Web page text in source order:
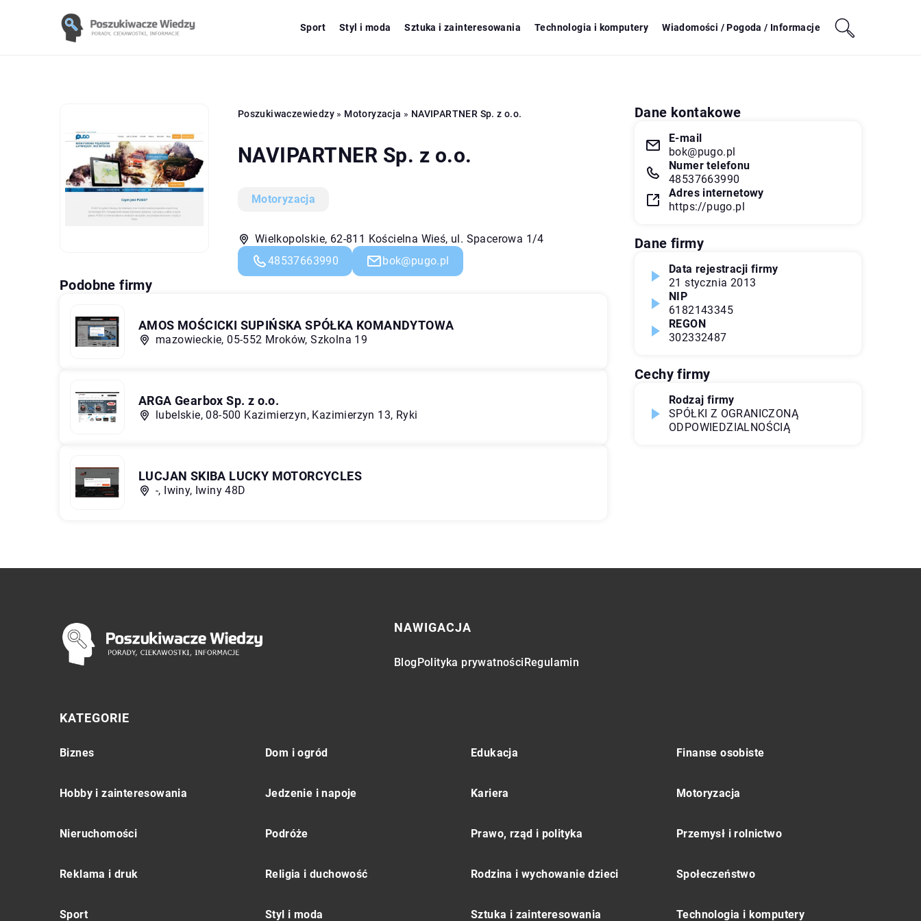
Sport Styl i moda Sztuka i zainteresowania Technologia i komputery Wiadomości / Pogoda / Informacje
Poszukiwaczewiedzy» Motoryzacja » NAVIPARTNER Sp. z o.o.
NAVIPARTNER Sp. z o.o.
Motoryzacja
Wielkopolskie, 62-811 Kościelna Wieś, ul. Spacerowa 1/4
48537663990
bok@pugo.pl
Podobne firmy
AMOS MOŚCICKI SUPIŃSKA SPÓŁKA KOMANDYTOWA
mazowieckie, 05-552 Mroków, Szkolna 19
ARGA Gearbox Sp. z o.o.
lubelskie, 08-500 Kazimierzyn, Kazimierzyn 13, Ryki
LUCJAN SKIBA LUCKY MOTORCYCLES
-, Iwiny, Iwiny 48D
Dane kontakowe
E-mail
bok@pugo.pl
Numer telefonu
48537663990
Adres internetowy
https://pugo.pl
Dane firmy
Data rejestracji firmy
21 stycznia 2013
NIP
6182143345
REGON
302332487
Cechy firmy
Rodzaj firmy
SPÓŁKI Z OGRANICZONĄ
ODPOWIEDZIALNOŚCIĄ
NAWIGACJA
BlogPolityka prywatnościRegulamin
KATEGORIE
Biznes Dom i ogród Edukacja Finanse osobiste
Hobby i zainteresowania Jedzenie i napoje Kariera Motoryzacja
Nieruchomości Podróże Prawo, rząd i polityka Przemysł i rolnictwo
Reklama i druk Religia i duchowość Rodzina i wychowanie dzieci Społeczeństwo
Sport Styl i moda Sztuka i zainteresowania Technologia i komputery